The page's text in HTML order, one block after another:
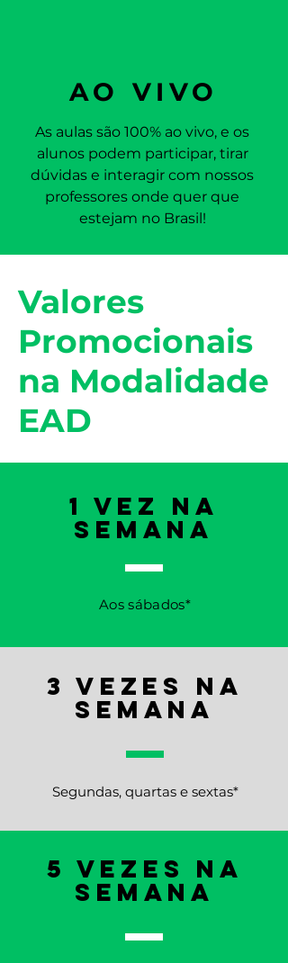
AO VIVO
As aulas são 100% ao vivo, e os
alunos podem participar, tirar
dúvidas e interagir com nossos
professores onde quer que
estejam no Brasil!
Valores
Promocionais
na Modalidade
EAD
1 vez na
semana
Aos sábados*
3 vezes na
semana
Segundas, quartas e sextas*
5 vezes na
semana